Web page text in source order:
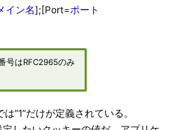
イン名];[Port=ポート
号はRFC2965のみ
“1”だけが定義されている。